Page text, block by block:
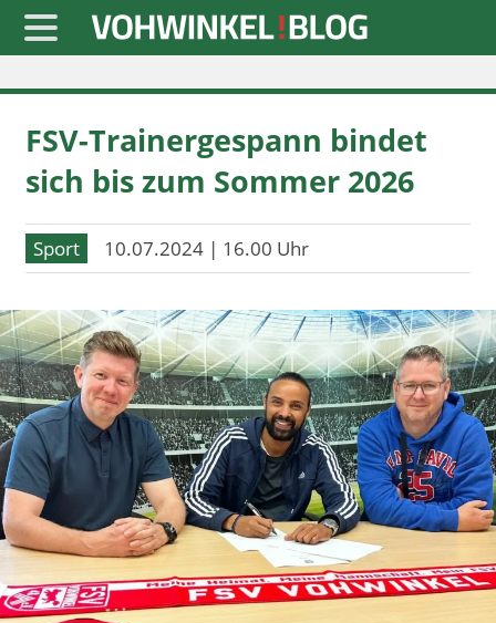
Startseite
» Blaulicht
» Freizeit
» Notizen
» Politik
» Sport
» Wirtschaft
Werbung
Datenschutz
Impressum
FSV-Trainergespann bindet
sich bis zum Sommer 2026
Sport 10.07.2024 | 16.00 Uhr